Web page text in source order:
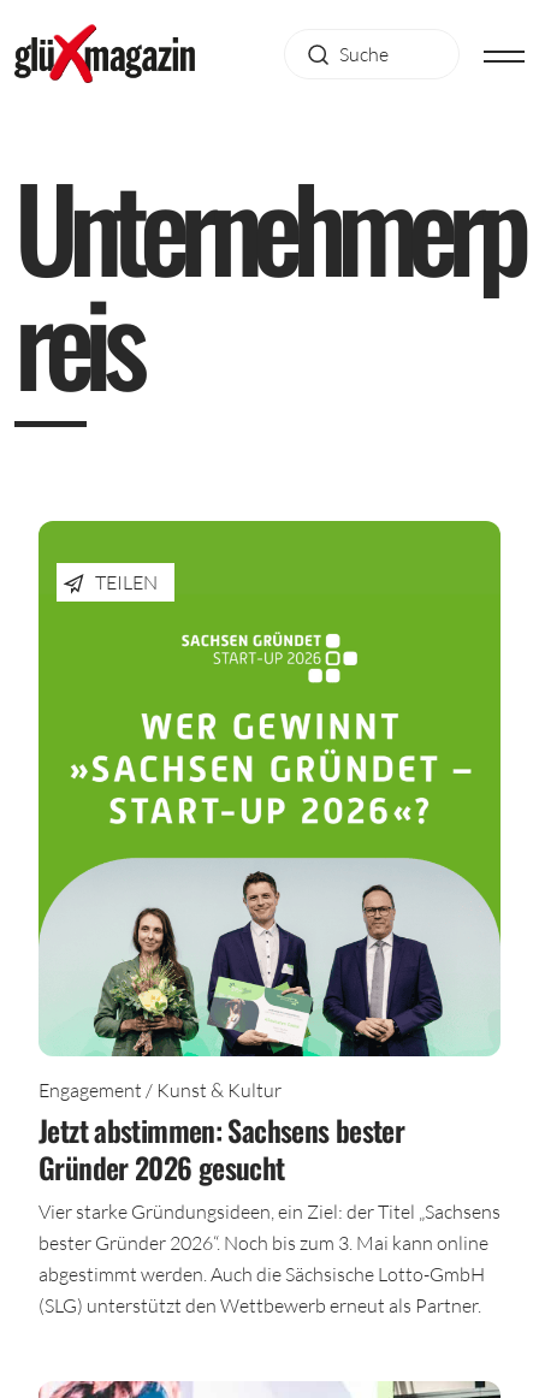
Unternehmerp
reis
TEILEN
Engagement / Kunst & Kultur
Jetzt abstimmen: Sachsens bester
Gründer 2026 gesucht
Vier starke Gründungsideen, ein Ziel: der Titel „Sachsens
bester Gründer 2026“. Noch bis zum 3. Mai kann online
abgestimmt werden. Auch die Sächsische Lotto-GmbH
(SLG) unterstützt den Wettbewerb erneut als Partner.